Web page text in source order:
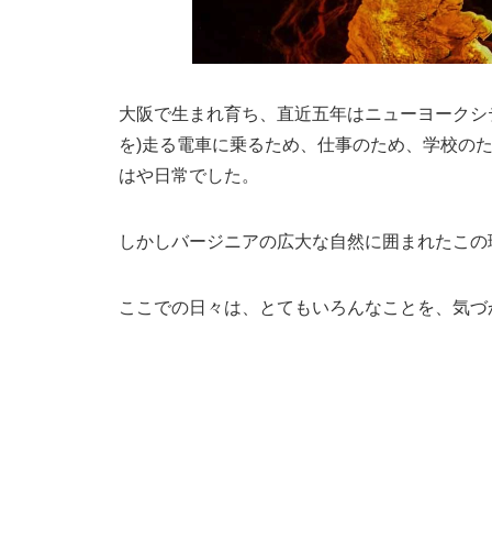
大阪で生まれ育ち、直近五年はニューヨーク
を)走る電車に乗るため、仕事のため、学校の
はや日常でした。
しかしバージニアの広大な自然に囲まれたこ
ここでの日々は、とてもいろんなことを、気